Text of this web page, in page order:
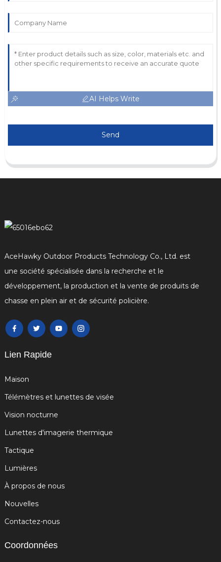
AI Helps Write
Send
AceHawky Outdoor Products Technology Co., Ltd. est
une société spécialisée dans la recherche et le
développement, la production et la vente de produits de
chasse en plein air et de sécurité policière.
Lien Rapide
Maison
Télémètres et lunettes de visée
Vision nocturne
Lunettes d'imagerie thermique
Tactique
Lumières
À propos de nous
Nouvelles
Contactez-nous
Coordonnées